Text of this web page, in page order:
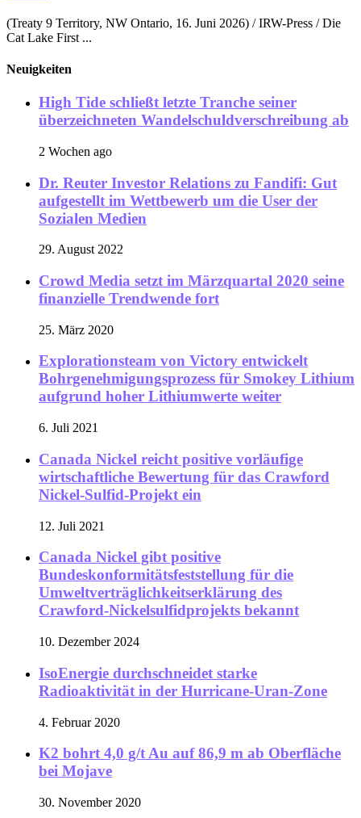
(Treaty 9 Territory, NW Ontario, 16. Juni 2026) / IRW-Press / Die
Cat Lake First ...
Neuigkeiten
High Tide schließt letzte Tranche seiner
überzeichneten Wandelschuldverschreibung ab
2 Wochen ago
Dr. Reuter Investor Relations zu Fandifi: Gut
aufgestellt im Wettbewerb um die User der
Sozialen Medien
29. August 2022
Crowd Media setzt im Märzquartal 2020 seine
finanzielle Trendwende fort
25. März 2020
Explorationsteam von Victory entwickelt
Bohrgenehmigungsprozess für Smokey Lithium
aufgrund hoher Lithiumwerte weiter
6. Juli 2021
Canada Nickel reicht positive vorläufige
wirtschaftliche Bewertung für das Crawford
Nickel-Sulfid-Projekt ein
12. Juli 2021
Canada Nickel gibt positive
Bundeskonformitätsfeststellung für die
Umweltverträglichkeitserklärung des
Crawford-Nickelsulfidprojekts bekannt
10. Dezember 2024
IsoEnergie durchschneidet starke
Radioaktivität in der Hurricane-Uran-Zone
4. Februar 2020
K2 bohrt 4,0 g/t Au auf 86,9 m ab Oberfläche
bei Mojave
30. November 2020